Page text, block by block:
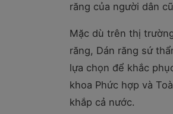
răng của người dân
Mặc dù trên thị
răng, Dán răng sứ
lựa chọn để khắc
khoa Phức hợp và
khắp cả nước.